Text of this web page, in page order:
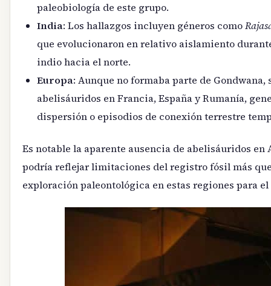
paleobiología de este grupo.
India: Los hallazgos incluyen géneros como
que evolucionaron en relativo aislamiento
indio hacia el norte.
Europa: Aunque no formaba parte de
abelisáuridos en Francia, España y Rumanía,
dispersión o episodios de conexión terrestre
Es notable la aparente ausencia de abelisáuridos
podría reflejar limitaciones del registro fósil más
exploración paleontológica en estas regiones para